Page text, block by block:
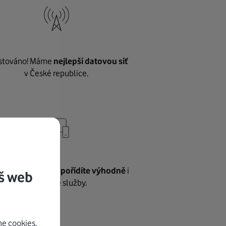
Máme nejlepší datovou síť
v České republice.
internetu pořídíte výhodněi
další naše služby.
web
cookies.